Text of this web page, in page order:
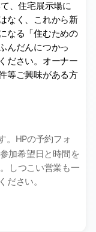
、住宅展示場に
なく、これから新
なる「住むための
んだんにつかっ
ださい。オーナー
等ご興味がある方
HPの予約フォ
加希望日と時間を
しつこい営業も一
ださい。